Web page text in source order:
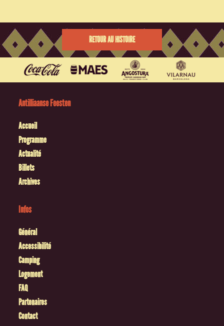
RETOUR AU HISTOIRE
Antilliaanse Feesten
Accueil
Programme
Actualité
Billets
Archives
Infos
Général
Accessibilité
Camping
Logement
FAQ
Partenaires
Contact